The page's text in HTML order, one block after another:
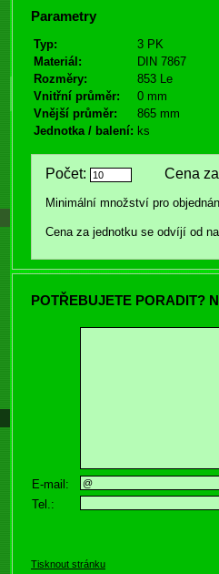
Parametry
Typ:
3 PK
Materiál:
DIN 7867
Rozměry:
853 Le
Vnitřní průměr:
0 mm
Vnější průměr:
865 mm
Jednotka / balení: ks
Počet: Cena za
Minimální množství pro
Cena za jednotku se odvíjí od
POTŘEBUJETE PORADIT?
E-mail:
Tel.:
Tisknout stránku